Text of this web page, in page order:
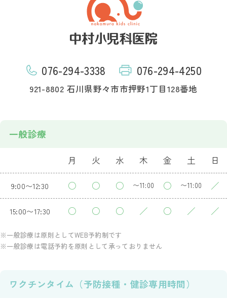
076-294-3338 076-294-4250
921-8802 石川県野々市市押野1丁目128番地
一般診療
月 火 水 木 金 土 日
9:00〜12:30 ○ ○ ○ 〜11:00 ○ 〜11:00 ／
15:00〜17:30 ○ ○ ○ ／ ○ ／ ／
※一般診療は原則としてWEB予約制です
※一般診療は電話予約を原則として承っておりません
ワクチンタイム（予防接種・健診専用時間）